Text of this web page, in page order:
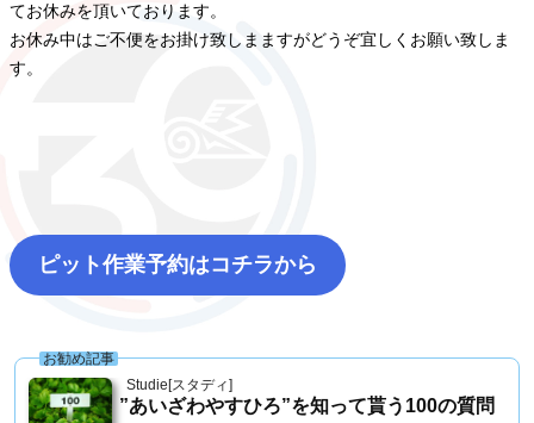
てお休みを頂いております。
お休み中はご不便をお掛け致しまますがどうぞ宜しくお願い致しま
す。
ピット作業予約はコチラから
Studie[スタディ]
お勧め記事
”あいざわやすひろ”を知って貰う100の質問